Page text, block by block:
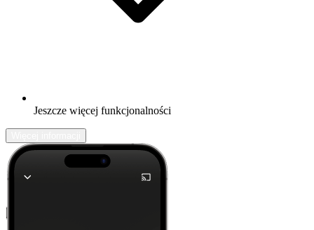
Jeszcze więcej funkcjonalności